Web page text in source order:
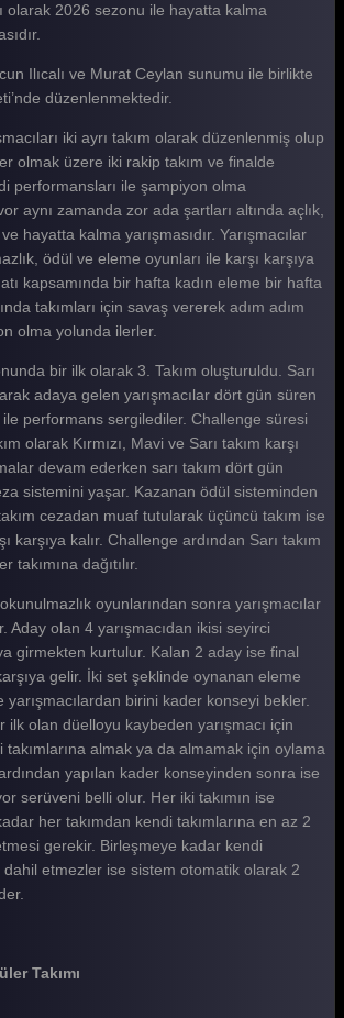
122. Bölüm
121. Bölüm
120. Bölüm
119. Bölüm
118. Bölüm
117. Bölüm
116. Bölüm
115. Bölüm
114. Bölüm
113. Bölüm
112. Bölüm
111. Bölüm
110. Bölüm
109. Bölüm
107. Bölüm
106. Bölüm
105. Bölüm
103. Bölüm
102. Bölüm
101. Bölüm
100. Bölüm
98. Bölüm
97. Bölüm
olarak 2026 sezonu ile hayatta kalma
Ilıcalı ve Murat Ceylan sunumu ile birlikte
düzenlenmektedir.
iki ayrı takım olarak düzenlenmiş olup
olmak üzere iki rakip takım ve finalde
performansları ile şampiyon olma
aynı zamanda zor ada şartları altında açlık,
hayatta kalma yarışmasıdır. Yarışmacılar
ödül ve eleme oyunları ile karşı karşıya
kapsamında bir hafta kadın eleme bir hafta
takımları için savaş vererek adım adım
olma yolunda ilerler.
bir ilk olarak 3. Takım oluşturuldu. Sarı
adaya gelen yarışmacılar dört gün süren
performans sergilediler. Challenge süresi
olarak Kırmızı, Mavi ve Sarı takım karşı
devam ederken sarı takım dört gün
sistemini yaşar. Kazanan ödül sisteminden
cezadan muaf tutularak üçüncü takım ise
karşıya kalır. Challenge ardından Sarı takım
takımına dağıtılır.
oyunlarından sonra yarışmacılar
Aday olan 4 yarışmacıdan ikisi seyirci
girmekten kurtulur. Kalan 2 aday ise final
gelir. İki set şeklinde oynanan eleme
birini kader konseyi bekler.
ilk olan düelloyu kaybeden yarışmacı için
takımlarına almak ya da almamak için oylama
yapılan kader konseyinden sonra ise
serüveni belli olur. Her iki takımın ise
her takımdan kendi takımlarına en az 2
gerekir. Birleşmeye kadar kendi
dahil etmezler ise sistem otomatik olarak 2
Takımı